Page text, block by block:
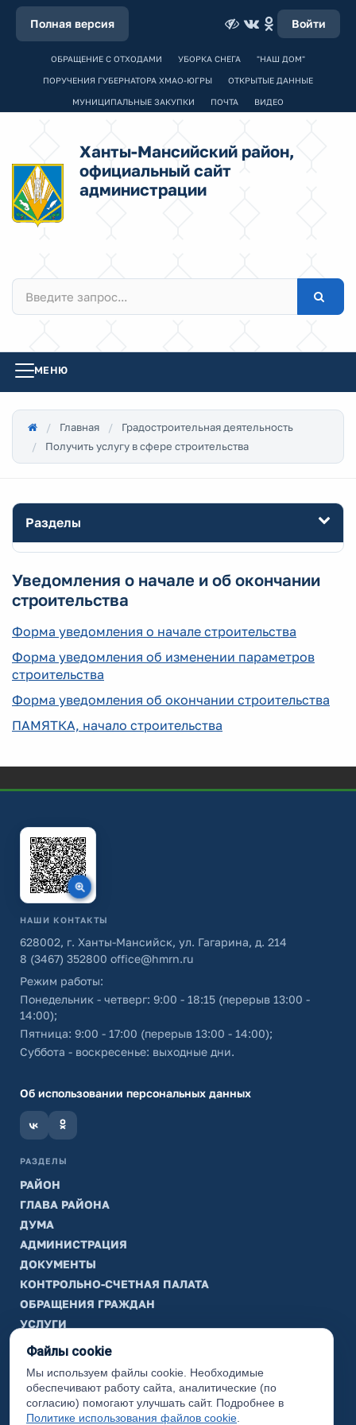
Полная версия Войти
ОБРАЩЕНИЕ С ОТХОДАМИ УБОРКА СНЕГА "НАШ ДОМ"
ПОРУЧЕНИЯ ГУБЕРНАТОРА ХМАО-ЮГРЫ ОТКРЫТЫЕ ДАННЫЕ
МУНИЦИПАЛЬНЫЕ ЗАКУПКИ ПОЧТА ВИДЕО
Ханты-Мансийский район,
официальный сайт
администрации
МЕНЮ
Главная
Градостроительная деятельность
Получить услугу в сфере строительства
Разделы
Уведомления о начале и об окончании
строительства
Форма уведомления о начале строительства
Форма уведомления об изменении параметров
строительства
Форма уведомления об окончании строительства
ПАМЯТКА, начало строительства
НАШИ КОНТАКТЫ
628002, г. Ханты-Мансийск, ул. Гагарина, д. 214
8 (3467) 352800 office@hmrn.ru
Режим работы:
Понедельник - четверг: 9:00 - 18:15 (перерыв 13:00 -
14:00);
Пятница: 9:00 - 17:00 (перерыв 13:00 - 14:00);
Суббота - воскресенье: выходные дни.
Об использовании персональных данных
РАЗДЕЛЫ
РАЙОН
ГЛАВА РАЙОНА
ДУМА
АДМИНИСТРАЦИЯ
ДОКУМЕНТЫ
КОНТРОЛЬНО-СЧЕТНАЯ ПАЛАТА
ОБРАЩЕНИЯ ГРАЖДАН
УСЛУГИ
ТИК
ИНФОРМАЦИЯ
Законодательная карта
Карта сайта
Файлы cookie
Мы используем файлы cookie. Необходимые
обеспечивают работу сайта, аналитические (по
согласию) помогают улучшать сайт. Подробнее в
Политике использования файлов cookie